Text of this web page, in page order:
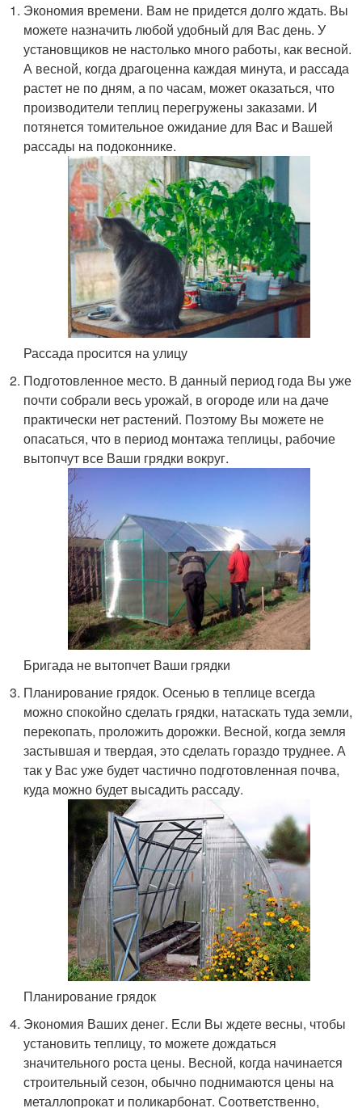
Экономия времени. Вам не придется долго ждать. Вы
можете назначить любой удобный для Вас день. У
установщиков не настолько много работы, как весной.
А весной, когда драгоценна каждая минута, и рассада
растет не по дням, а по часам, может оказаться, что
производители теплиц перегружены заказами. И
потянется томительное ожидание для Вас и Вашей
рассады на подоконнике.
Рассада просится на улицу
Подготовленное место. В данный период года Вы уже
почти собрали весь урожай, в огороде или на даче
практически нет растений. Поэтому Вы можете не
опасаться, что в период монтажа теплицы, рабочие
вытопчут все Ваши грядки вокруг.
Бригада не вытопчет Ваши грядки
Планирование грядок. Осенью в теплице всегда
можно спокойно сделать грядки, натаскать туда земли,
перекопать, проложить дорожки. Весной, когда земля
застывшая и твердая, это сделать гораздо труднее. А
так у Вас уже будет частично подготовленная почва,
куда можно будет высадить рассаду.
Планирование грядок
Экономия Ваших денег. Если Вы ждете весны, чтобы
установить теплицу, то можете дождаться
значительного роста цены. Весной, когда начинается
строительный сезон, обычно поднимаются цены на
металлопрокат и поликарбонат. Соответственно,